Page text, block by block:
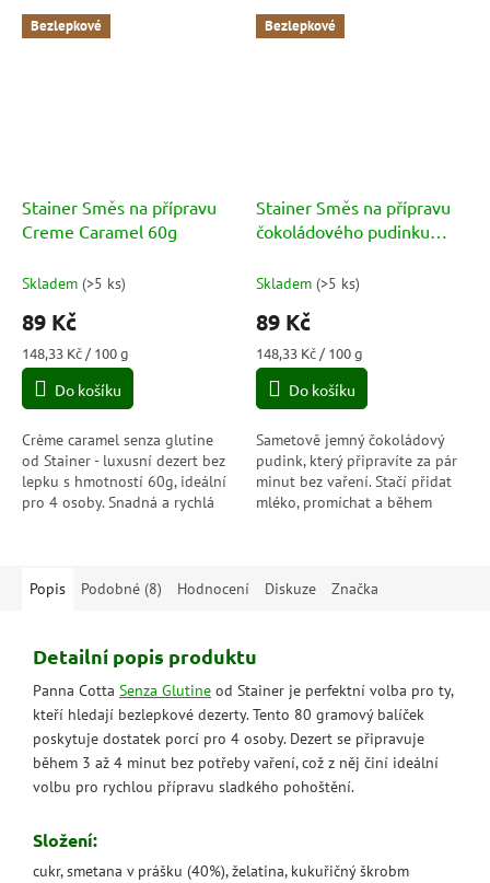
Bezlepkové
Stainer Směs na přípravu
Creme Caramel 60g
Skladem (>5 ks)
89 Kč
Měrná
cena:
148,33 Kč / 100 g
Do košíku
Crème caramel senza glutine
od Stainer - luxusní dezert bez
lepku s hmotností 60g, ideální
pro 4 osoby. Snadná a rychlá
Bezlepkové
Stainer Směs na přípravu
čokoládového pudinku
Skladem (>5 ks)
89 Kč
Měrná
cena:
148,33 Kč / 100 g
Do košíku
Sametově jemný čokoládový
pudink, který připravíte za pár
minut bez vaření. Stačí přidat
mléko, promíchat a během
Popis Podobné (8) Hodnocení Diskuze Značka
Detailní popis produktu
Panna Cotta Senza Glutine od Stainer je perfektní volba pro ty,
kteří hledají bezlepkové dezerty. Tento 80 gramový balíček
poskytuje dostatek porcí pro 4 osoby. Dezert se připravuje
během 3 až 4 minut bez potřeby vaření, což z něj činí ideální
volbu pro rychlou přípravu sladkého pohoštění.
Složení:
cukr, smetana v prášku (40%), želatina, kukuřičný škrobm